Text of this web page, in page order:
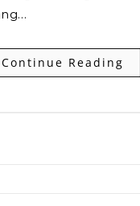
Continue Reading